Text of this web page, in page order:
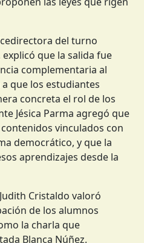
del turno
que la salida fue
complementaria al
que los estudiantes
concreta el rol de los
Jésica Parma agregó que
vinculados con
democrático, y que la
aprendizajes desde la
Cristaldo valoró
de los alumnos
la charla que
Blanca Núñez.